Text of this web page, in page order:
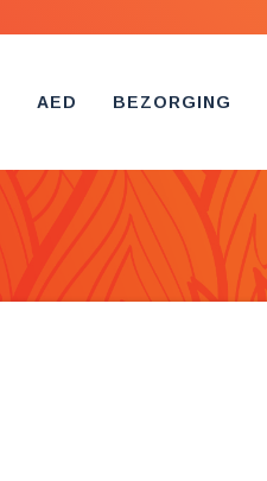
AED BEZORGING